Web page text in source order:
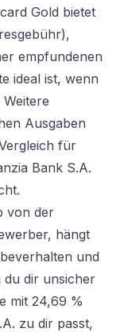
Gold bietet
empfundenen
ideal ist, wenn
Ausgaben
für
Bank S.A.
von der
hängt
und
du dir unsicher
mit 24,69 %
zu dir passt,